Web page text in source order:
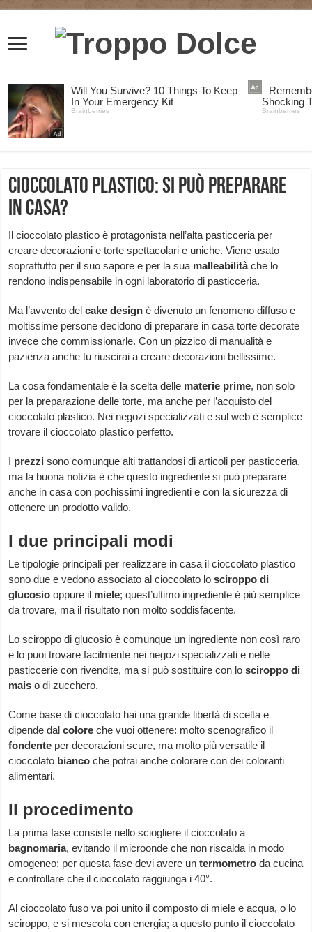
Cioccolato plastico: si può preparare
in casa?
Il cioccolato plastico è protagonista nell’alta pasticceria per
creare decorazioni e torte spettacolari e uniche. Viene usato
soprattutto per il suo sapore e per la sua malleabilitàche lo
rendono indispensabile in ogni laboratorio di pasticceria.
Ma l’avvento delcake design è divenuto un fenomeno diffuso e
moltissime persone decidono di preparare in casa torte decorate
invece che commissionarle. Con un pizzico di manualità e
pazienza anche tu riuscirai a creare decorazioni bellissime.
La cosa fondamentale è la scelta delle materie prime, non solo
per la preparazione delle torte, ma anche per l’acquisto del
cioccolato plastico. Nei negozi specializzati e sul web è semplice
trovare il cioccolato plastico perfetto.
I prezzi sono comunque alti trattandosi di articoli per pasticceria,
ma la buona notizia è che questo ingrediente si può preparare
anche in casa con pochissimi ingredienti e con la sicurezza di
ottenere un prodotto valido.
I due principali modi
Le tipologie principali per realizzare in casa il cioccolato plastico
sono due e vedono associato al cioccolato losciroppo di
glucosio oppure il miele; quest’ultimo ingrediente è più semplice
da trovare, ma il risultato non molto soddisfacente.
Lo sciroppo di glucosio è comunque un ingrediente non così raro
e lo puoi trovare facilmente nei negozi specializzati e nelle
pasticcerie con rivendite, ma si può sostituire con losciroppo di
mais o di zucchero.
Come base di cioccolato hai una grande libertà di scelta e
dipende dalcolore che vuoi ottenere: molto scenografico il
fondente per decorazioni scure, ma molto più versatile il
cioccolato bianco che potrai anche colorare con dei coloranti
alimentari.
Il procedimento
La prima fase consiste nello sciogliere il cioccolato a
bagnomaria, evitando il microonde che non riscalda in modo
omogeneo; per questa fase devi avere untermometro da cucina
e controllare che il cioccolato raggiunga i 40°.
Al cioccolato fuso va poi unito il composto di miele e acqua, o lo
sciroppo, e si mescola con energia; a questo punto il cioccolato